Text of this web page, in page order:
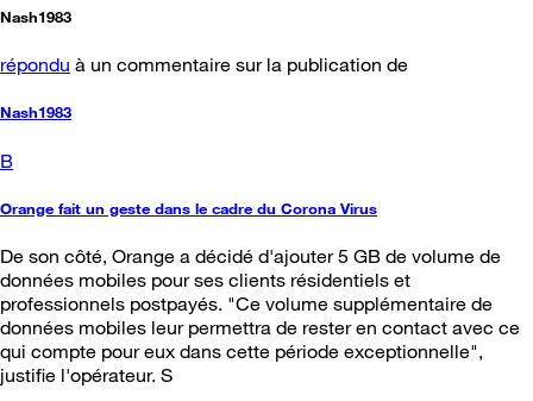
Nash1983
répondu à un commentaire sur la publication de
Nash1983
B
Orange fait un geste dans le cadre du Corona Virus
De son côté, Orange a décidé d'ajouter 5 GB de volume de
données mobiles pour ses clients résidentiels et
professionnels postpayés. "Ce volume supplémentaire de
données mobiles leur permettra de rester en contact avec ce
qui compte pour eux dans cette période exceptionnelle",
justifie l'opérateur. S